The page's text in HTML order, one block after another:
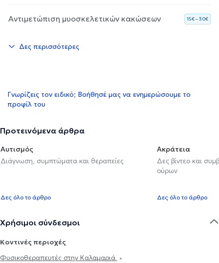
Αντιμετώπιση μυοσκελετικών κακώσεων 15€ – 30€
Δες περισσότερες
Γνωρίζεις τον ειδικό; Βοήθησέ μας να ενημερώσουμε το
προφίλ του
Προτεινόμενα άρθρα
Αυτισμός
Διάγνωση, συμπτώματα και θεραπείες
Δες όλο το άρθρο
Ακράτεια
Δες βίντεο και
ούρων
Δες όλο το άρθρο
Χρήσιμοι σύνδεσμοι
Κοντινές περιοχές
Φυσικοθεραπευτές στην Καλαμαριά